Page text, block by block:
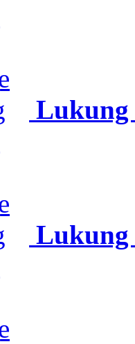
Lukung
Lukung